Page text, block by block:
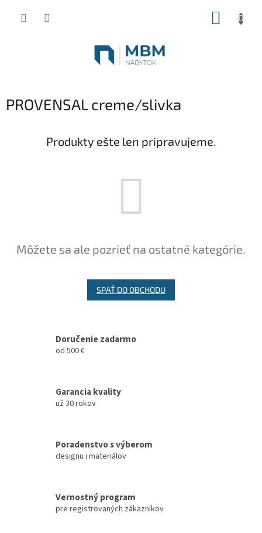
PROVENSAL creme/slivka
Produkty ešte len pripravujeme.
Môžete sa ale pozrieť na ostatné kategórie.
SPÄŤ DO OBCHODU
Doručenie zadarmo
od 500 €
Garancia kvality
už 30 rokov
Poradenstvo s výberom
designu i materiálov
Vernostný program
pre registrovaných zákazníkov